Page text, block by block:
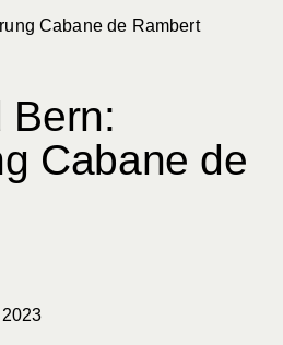
Werkbund
Cabane de Rambert
Bern:
Cabane de